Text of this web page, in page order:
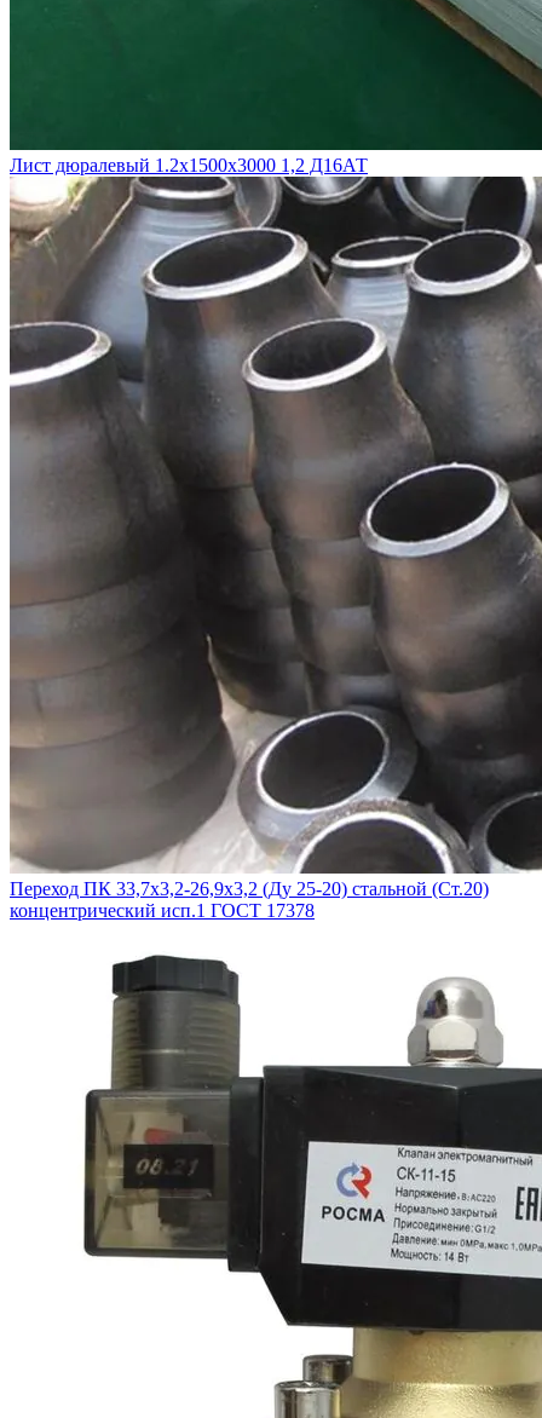
Лист дюралевый 1.2х1500х3000 1,2 Д16АТ
Переход ПК 33,7х3,2-26,9х3,2 (Ду 25-20) стальной (Ст.20)
концентрический исп.1 ГОСТ 17378